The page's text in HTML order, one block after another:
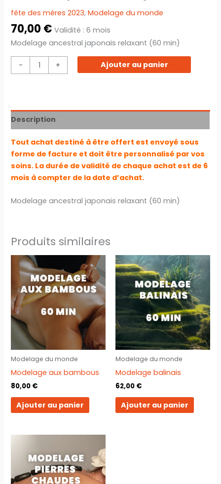
fête des mères 2023,Modelage du monde
70,00 € Validité : 6 mois
Modelage ancestral japonais relaxant (60 min)
- + Ajouter au panier
Description
Tout achat destiné à être offert est envoyé sous
forme de facture et doit être personnalisé par vos
soins. La durée de validité de chaque achat est de 6
mois à compter de la date d’achat.
Modelage ancestral japonais relaxant (60 min)
Produits similaires
Modelage du monde
Modelage aux bambous
80,00 €
Ajouter au panier
Modelage du monde
Modelage balinais
62,00 €
Ajouter au panier